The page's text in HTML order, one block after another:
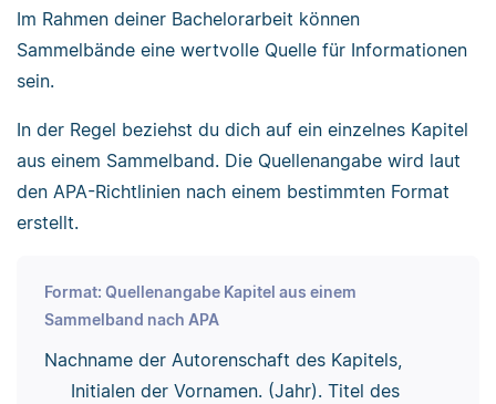
Im Rahmen deiner Bachelorarbeit können
Sammelbände eine wertvolle Quelle für Informationen
sein.
In der Regel beziehst du dich auf ein einzelnes Kapitel
aus einem Sammelband. Die Quellenangabe wird laut
den APA-Richtlinien nach einem bestimmten Format
erstellt.
Format: Quellenangabe Kapitel aus einem
Sammelband nach APA
Nachname der Autorenschaft des Kapitels,
Initialen der Vornamen. (Jahr). Titel des